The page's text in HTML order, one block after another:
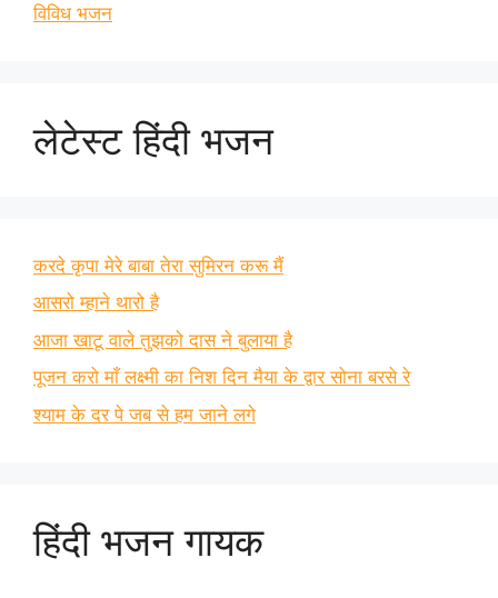
विविध भजन
लेटेस्ट हिंदी भजन
करदे कृपा मेरे बाबा तेरा सुमिरन करू मैं
आसरो म्हाने थारो है
आजा खाटू वाले तुझको दास ने बुलाया है
पूजन करो माँ लक्ष्मी का निश दिन मैया के द्वार सोना बरसे रे
श्याम के दर पे जब से हम जाने लगे
हिंदी भजन गायक